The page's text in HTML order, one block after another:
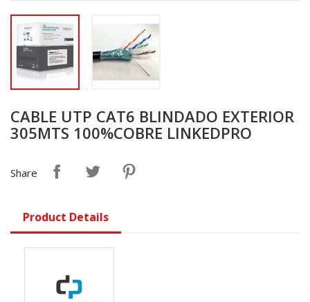
CABLE UTP CAT6 BLINDADO EXTERIOR
305MTS 100%COBRE LINKEDPRO
Share
Product Details